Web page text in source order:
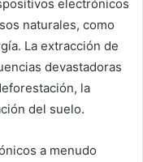
electrónicos
naturales, como
La extracción de
devastadoras
la
del suelo.
a menudo